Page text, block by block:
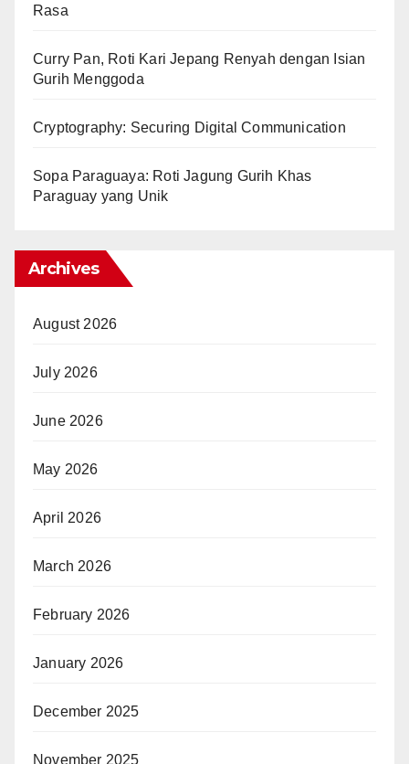
Rasa
Curry Pan, Roti Kari Jepang Renyah dengan Isian
Gurih Menggoda
Cryptography: Securing Digital Communication
Sopa Paraguaya: Roti Jagung Gurih Khas
Paraguay yang Unik
Archives
August 2026
July 2026
June 2026
May 2026
April 2026
March 2026
February 2026
January 2026
December 2025
November 2025